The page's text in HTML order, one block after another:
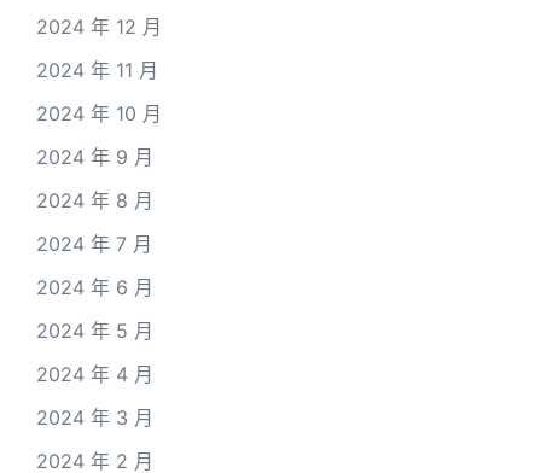
2024 年 12 月
2024 年 11 月
2024 年 10 月
2024 年 9 月
2024 年 8 月
2024 年 7 月
2024 年 6 月
2024 年 5 月
2024 年 4 月
2024 年 3 月
2024 年 2 月